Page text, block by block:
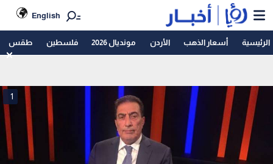
English
الرئيسية أسعار الذهب الأردن مونديال 2026 فلسطين طقس
1